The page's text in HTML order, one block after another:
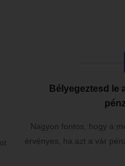
Bélyegeztesd le
Nagyon fontos, hogy a
érvényes, ha azt a vár